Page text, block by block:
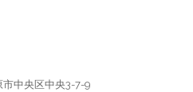
市中央区中央3-7-9